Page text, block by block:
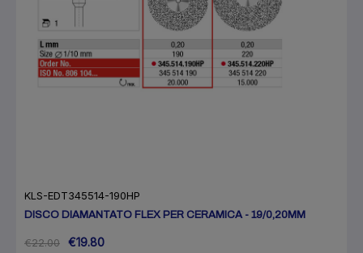
KLS-EDT345514-190HP
DISCO DIAMANTATO FLEX PER CERAMICA - 19/0,20MM
€22.00 €19.80